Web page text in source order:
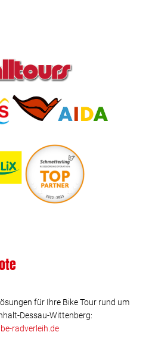
für Ihre Bike Tour rund um
Dessau-Wittenberg:
radverleih.de